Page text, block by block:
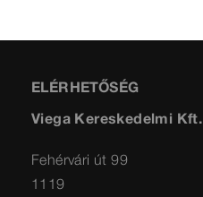
ELÉRHETŐSÉG
Viega Kereskedelmi Kft.
Fehérvári út 99
1119